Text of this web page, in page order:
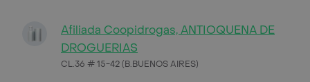
Afiliada Coopidrogas, ANTIOQUENA DE
DROGUERIAS
CL.36 # 15-42 (B.BUENOS AIRES)